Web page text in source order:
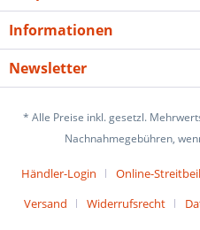
Informationen
Newsletter
* Alle Preise inkl. gesetzl.
Nachnahmegebühren,
Händler-Login Online-
Versand
Widerrufsrecht